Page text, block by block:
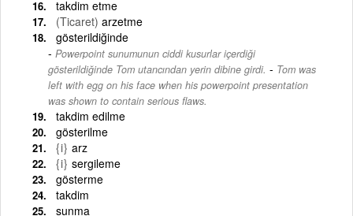
takdim etme
(Ticaret) arzetme
gösterildiğinde
Powerpoint sunumunun ciddi kusurlar içerdiği
gösterildiğinde Tom utancından yerin dibine girdi. - Tom was
left with egg on his face when his powerpoint presentation
was shown to contain serious flaws.
takdim edilme
gösterilme
{i} arz
{i} sergileme
gösterme
takdim
sunma